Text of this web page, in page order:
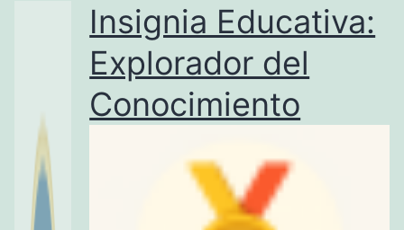
Insignia Educativa:
Explorador del
Conocimiento